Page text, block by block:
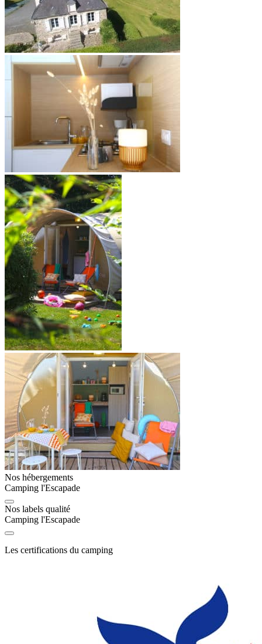
Nos hébergements
Camping l'Escapade
Nos labels qualité
Camping l'Escapade
Les certifications du camping